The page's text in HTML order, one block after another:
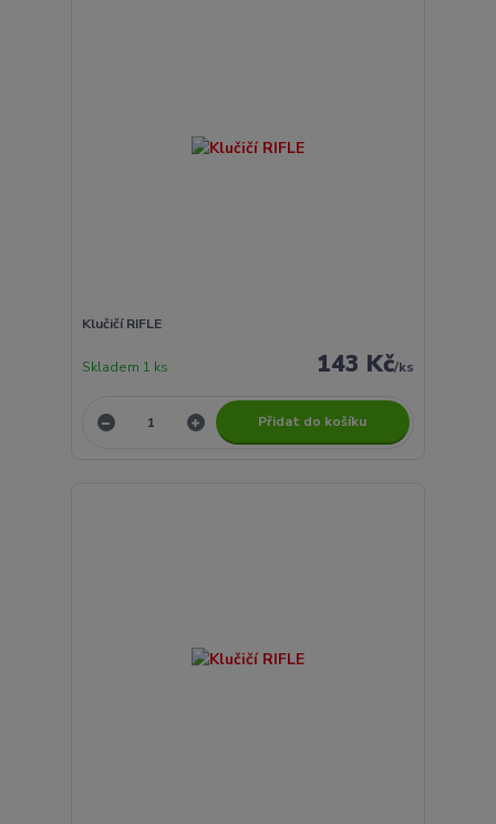
Klučičí RIFLE
143 Kč/ks
Skladem 1 ks
Přidat do košíku